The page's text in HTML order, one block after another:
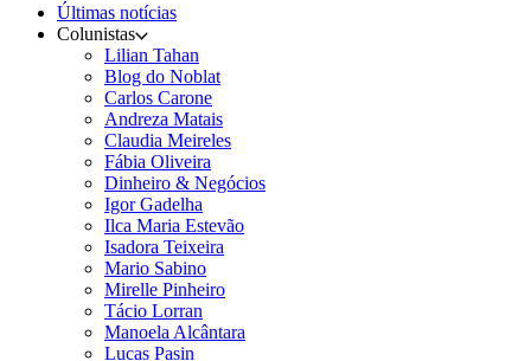
Últimas notícias
Colunistas
Lilian Tahan
Blog do Noblat
Carlos Carone
Andreza Matais
Claudia Meireles
Fábia Oliveira
Dinheiro & Negócios
Igor Gadelha
Ilca Maria Estevão
Isadora Teixeira
Mario Sabino
Mirelle Pinheiro
Tácio Lorran
Manoela Alcântara
Lucas Pasin